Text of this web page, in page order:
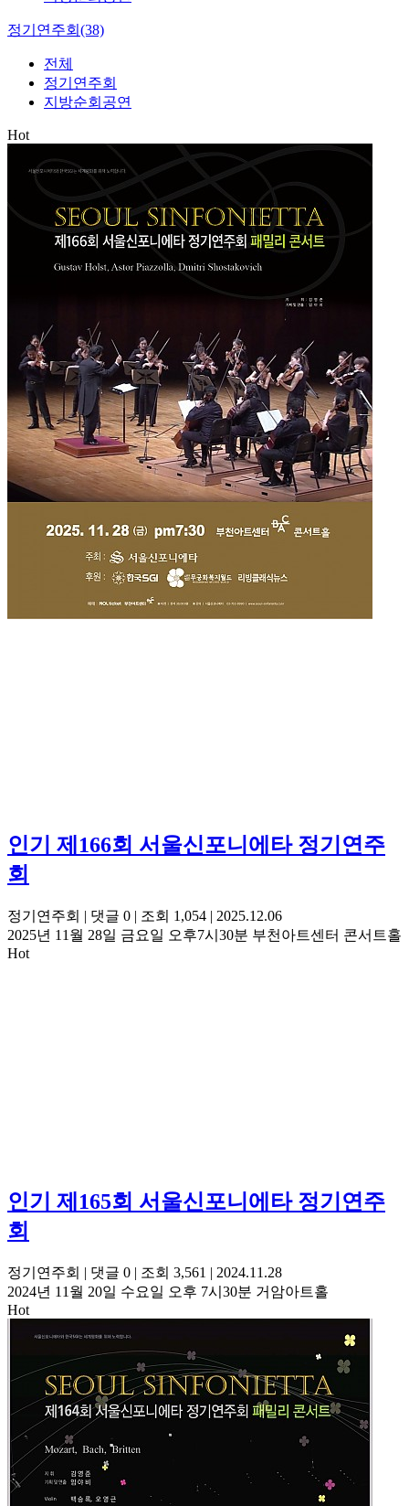
정기연주회(38)
전체
정기연주회
지방순회공연
Hot
인기
제166회 서울신포니에타 정기연주
회
정기연주회 | 댓글 0 | 조회 1,054 | 2025.12.06
2025년 11월 28일 금요일 오후7시30분 부천아트센터 콘서트홀
Hot
인기
제165회 서울신포니에타 정기연주
회
정기연주회 | 댓글 0 | 조회 3,561 | 2024.11.28
2024년 11월 20일 수요일 오후 7시30분 거암아트홀
Hot